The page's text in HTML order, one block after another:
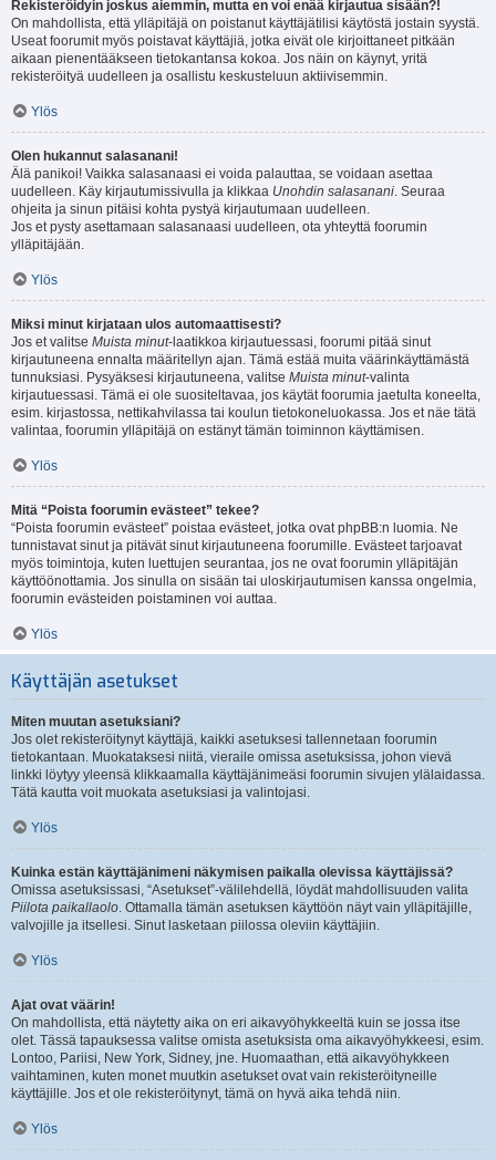
Rekisteröidyin joskus aiemmin, mutta en voi enää kirjautua sisään?!
On mahdollista, että ylläpitäjä on poistanut käyttäjätilisi käytöstä jostain syystä.
Useat foorumit myös poistavat käyttäjiä, jotka eivät ole kirjoittaneet pitkään
aikaan pienentääkseen tietokantansa kokoa. Jos näin on käynyt, yritä
rekisteröityä uudelleen ja osallistu keskusteluun aktiivisemmin.
Ylös
Olen hukannut salasanani!
Älä panikoi! Vaikka salasanaasi ei voida palauttaa, se voidaan asettaa
uudelleen. Käy kirjautumissivulla ja klikkaa Unohdin salasanani. Seuraa
ohjeita ja sinun pitäisi kohta pystyä kirjautumaan uudelleen.
Jos et pysty asettamaan salasanaasi uudelleen, ota yhteyttä foorumin
ylläpitäjään.
Ylös
Miksi minut kirjataan ulos automaattisesti?
Jos et valitse Muista minut-laatikkoa kirjautuessasi, foorumi pitää sinut
kirjautuneena ennalta määritellyn ajan. Tämä estää muita väärinkäyttämästä
tunnuksiasi. Pysyäksesi kirjautuneena, valitse Muista minut-valinta
kirjautuessasi. Tämä ei ole suositeltavaa, jos käytät foorumia jaetulta koneelta,
esim. kirjastossa, nettikahvilassa tai koulun tietokoneluokassa. Jos et näe tätä
valintaa, foorumin ylläpitäjä on estänyt tämän toiminnon käyttämisen.
Ylös
Mitä “Poista foorumin evästeet” tekee?
“Poista foorumin evästeet” poistaa evästeet, jotka ovat phpBB:n luomia. Ne
tunnistavat sinut ja pitävät sinut kirjautuneena foorumille. Evästeet tarjoavat
myös toimintoja, kuten luettujen seurantaa, jos ne ovat foorumin ylläpitäjän
käyttöönottamia. Jos sinulla on sisään tai uloskirjautumisen kanssa ongelmia,
foorumin evästeiden poistaminen voi auttaa.
Ylös
Käyttäjän asetukset
Miten muutan asetuksiani?
Jos olet rekisteröitynyt käyttäjä, kaikki asetuksesi tallennetaan foorumin
tietokantaan. Muokataksesi niitä, vieraile omissa asetuksissa, johon vievä
linkki löytyy yleensä klikkaamalla käyttäjänimeäsi foorumin sivujen ylälaidassa.
Tätä kautta voit muokata asetuksiasi ja valintojasi.
Ylös
Kuinka estän käyttäjänimeni näkymisen paikalla olevissa käyttäjissä?
Omissa asetuksissasi, “Asetukset”-välilehdellä, löydät mahdollisuuden valita
Piilota paikallaolo. Ottamalla tämän asetuksen käyttöön näyt vain ylläpitäjille,
valvojille ja itsellesi. Sinut lasketaan piilossa oleviin käyttäjiin.
Ylös
Ajat ovat väärin!
On mahdollista, että näytetty aika on eri aikavyöhykkeeltä kuin se jossa itse
olet. Tässä tapauksessa valitse omista asetuksista oma aikavyöhykkeesi, esim.
Lontoo, Pariisi, New York, Sidney, jne. Huomaathan, että aikavyöhykkeen
vaihtaminen, kuten monet muutkin asetukset ovat vain rekisteröityneille
käyttäjille. Jos et ole rekisteröitynyt, tämä on hyvä aika tehdä niin.
Ylös